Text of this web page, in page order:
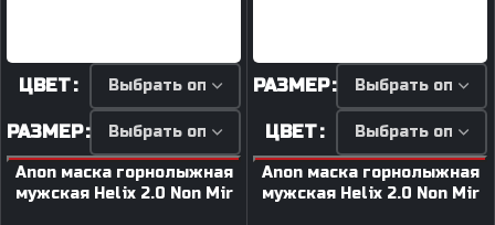
ЦВЕТ
РАЗМЕР
Anon маска горнолыжная
мужская Helix 2.0 Non Mir
РАЗМЕР
ЦВЕТ
Anon маска горнолыжная
мужская Helix 2.0 Non Mir